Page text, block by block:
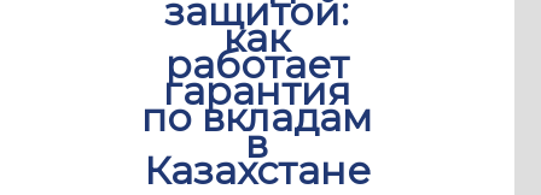
защитой:
как
работает
гарантия
по вкладам
в
Казахстане